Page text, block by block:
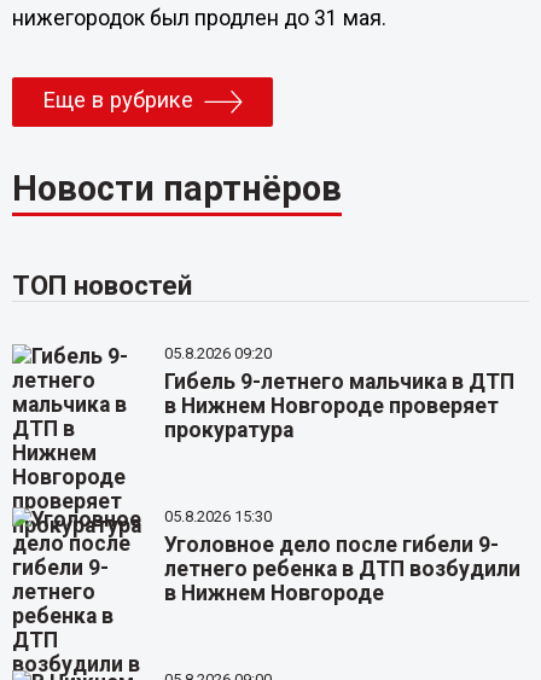
нижегородок был продлен до 31 мая.
Еще в рубрике
Новости партнёров
ТОП новостей
05.8.2026 09:20
Гибель 9-летнего мальчика в ДТП
в Нижнем Новгороде проверяет
прокуратура
05.8.2026 15:30
Уголовное дело после гибели 9-
летнего ребенка в ДТП возбудили
в Нижнем Новгороде